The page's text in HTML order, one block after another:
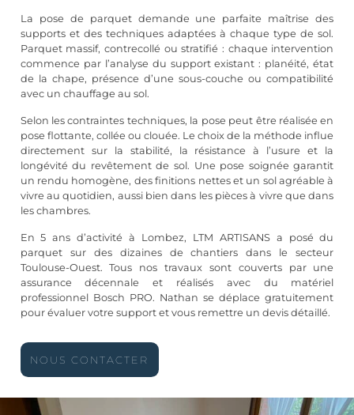
La pose de parquet demande une parfaite maîtrise des
supports et des techniques adaptées à chaque type de sol.
Parquet massif, contrecollé ou stratifié : chaque intervention
commence par l’analyse du support existant : planéité, état
de la chape, présence d’une sous-couche ou compatibilité
avec un chauffage au sol.
Selon les contraintes techniques, la pose peut être réalisée en
pose flottante, collée ou clouée. Le choix de la méthode influe
directement sur la stabilité, la résistance à l’usure et la
longévité du revêtement de sol. Une pose soignée garantit
un rendu homogène, des finitions nettes et un sol agréable à
vivre au quotidien, aussi bien dans les pièces à vivre que dans
les chambres.
En 5 ans d’activité à Lombez, LTM ARTISANS a posé du
parquet sur des dizaines de chantiers dans le secteur
Toulouse-Ouest. Tous nos travaux sont couverts par une
assurance décennale et réalisés avec du matériel
professionnel Bosch PRO. Nathan se déplace gratuitement
pour évaluer votre support et vous remettre un devis détaillé.
NOUS CONTACTER